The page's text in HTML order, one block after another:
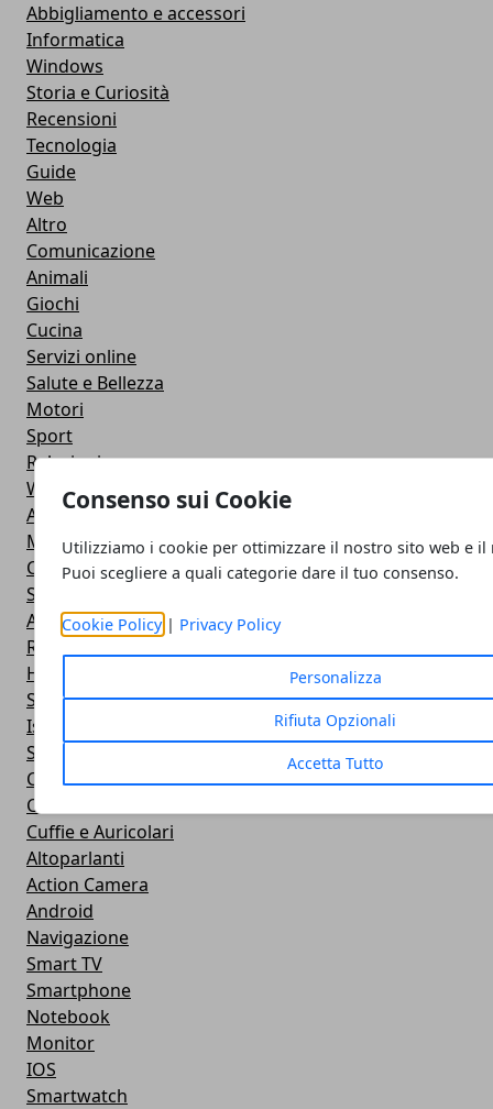
Consenso sui Cookie
Utilizziamo i cookie per ottimizzare il nostro sito web e il
Puoi scegliere a quali categorie dare il tuo consenso.
Cookie Policy| Privacy Policy
Personalizza
Rifiuta Opzionali
Accetta Tutto
Abbigliamento e accessori
Informatica
Windows
Storia e Curiosità
Recensioni
Tecnologia
Guide
Web
Altro
Comunicazione
Animali
Giochi
Cucina
Servizi online
Salute e Bellezza
Motori
Sport
Relazioni
Web e Social
Accessori
Mobile
Comprare online
Social Network
Applicazioni
Rete
Hardware
Sviluppo Web
Istruzione
Streaming
Cloud
Casa e fai da te
Cuffie e Auricolari
Altoparlanti
Action Camera
Android
Navigazione
Smart TV
Smartphone
Notebook
Monitor
IOS
Smartwatch